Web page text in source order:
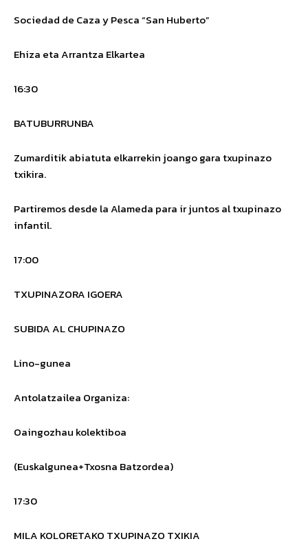
Sociedad de Caza y Pesca“San Huberto”
Ehiza eta Arrantza Elkartea
16:30
BATUBURRUNBA
Zumarditik abiatuta elkarrekin joango gara txupinazo
txikira.
Partiremos desde la Alameda para ir juntos al txupinazo
infantil.
17:00
TXUPINAZORA IGOERA
SUBIDA AL CHUPINAZO
Lino-gunea
Antolatzailea Organiza:
Oaingozhau kolektiboa
(Euskalgunea+Txosna Batzordea)
17:30
MILA KOLORETAKO TXUPINAZO TXIKIA